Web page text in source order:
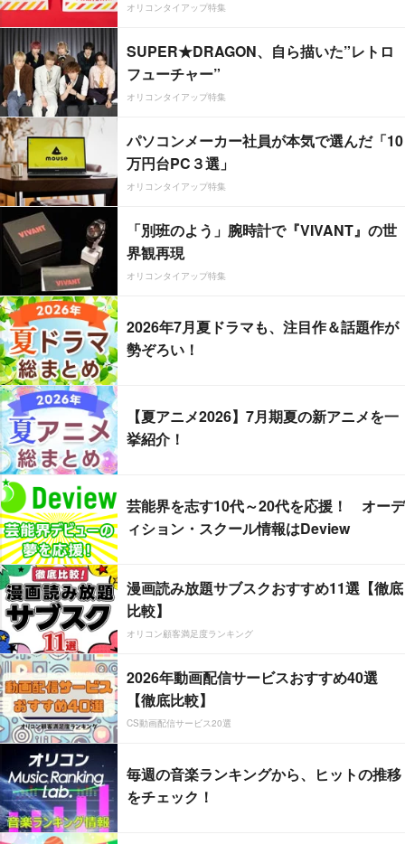
オリコンタイアップ特集
SUPER★DRAGON、自ら描いた”レトロ
フューチャー”
オリコンタイアップ特集
パソコンメーカー社員が本気で選んだ「10
万円台PC３選」
オリコンタイアップ特集
「別班のよう」腕時計で『VIVANT』の世
界観再現
オリコンタイアップ特集
2026年7月夏ドラマも、注目作＆話題作が
勢ぞろい！
【夏アニメ2026】7月期夏の新アニメを一
挙紹介！
芸能界を志す10代～20代を応援！ オーデ
ィション・スクール情報はDeview
漫画読み放題サブスクおすすめ11選【徹底
比較】
オリコン顧客満足度ランキング
2026年動画配信サービスおすすめ40選
【徹底比較】
CS動画配信サービス20選
毎週の音楽ランキングから、ヒットの推移
をチェック！